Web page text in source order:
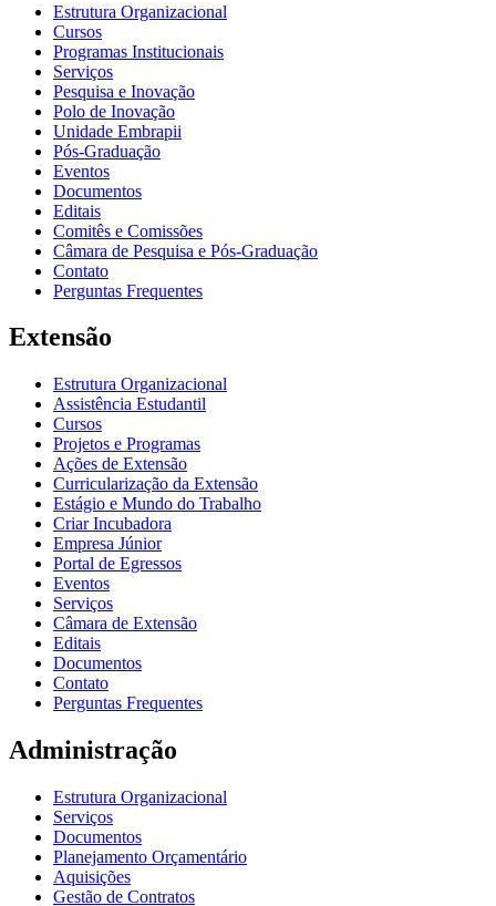
Estrutura Organizacional
Cursos
Programas Institucionais
Serviços
Pesquisa e Inovação
Polo de Inovação
Unidade Embrapii
Pós-Graduação
Eventos
Documentos
Editais
Comitês e Comissões
Câmara de Pesquisa e Pós-Graduação
Contato
Perguntas Frequentes
Extensão
Estrutura Organizacional
Assistência Estudantil
Cursos
Projetos e Programas
Ações de Extensão
Curricularização da Extensão
Estágio e Mundo do Trabalho
Criar Incubadora
Empresa Júnior
Portal de Egressos
Eventos
Serviços
Câmara de Extensão
Editais
Documentos
Contato
Perguntas Frequentes
Administração
Estrutura Organizacional
Serviços
Documentos
Planejamento Orçamentário
Aquisições
Gestão de Contratos